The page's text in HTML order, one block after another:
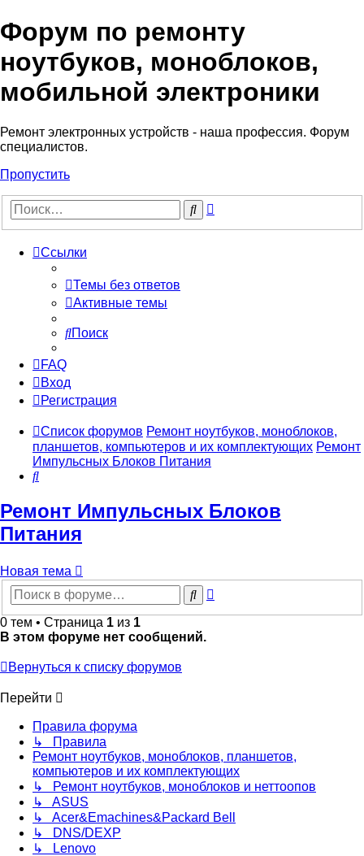
Регистрация
Форум по ремонту
ноутбуков, моноблоков,
мобильной электроники
Ремонт электронных устройств - наша профессия. Форум
специалистов.
Пропустить
Поиск
Ссылки
Темы без ответов
Активные темы
Поиск
FAQ
Вход
Регистрация
Список форумов Ремонт ноутбуков, моноблоков,
планшетов, компьютеров и их комплектующих Ремонт
Импульсных Блоков Питания
Поиск
Ремонт Импульсных Блоков
Питания
Новая
тема
Новая тема
Поиск
0 тем • Страница 1 из 1
В этом форуме нет сообщений.
Вернуться к списку форумов
Перейти
Правила форума
↳ Правила
Ремонт ноутбуков, моноблоков, планшетов,
компьютеров и их комплектующих
↳ Ремонт ноутбуков, моноблоков и неттоопов
↳ ASUS
↳ Acer&Emachines&Packard Bell
↳ DNS/DEXP
↳ Lenovo